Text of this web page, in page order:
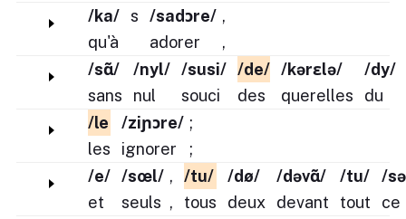
/ka/
qu'à
s
/sadɔre/
adorer
,
,
/sɑ̃/
sans
/nyl/
nul
/susi/
souci
/de/
des
/kərɛlə/
querelles
/dy/
du
/le
les
/ziɲɔre/
ignorer
;
;
/e/
et
/sœl/
seuls
,
,
/tu/
tous
/dø/
deux
/dəvɑ̃/
devant
/tu/
tout
/
ce